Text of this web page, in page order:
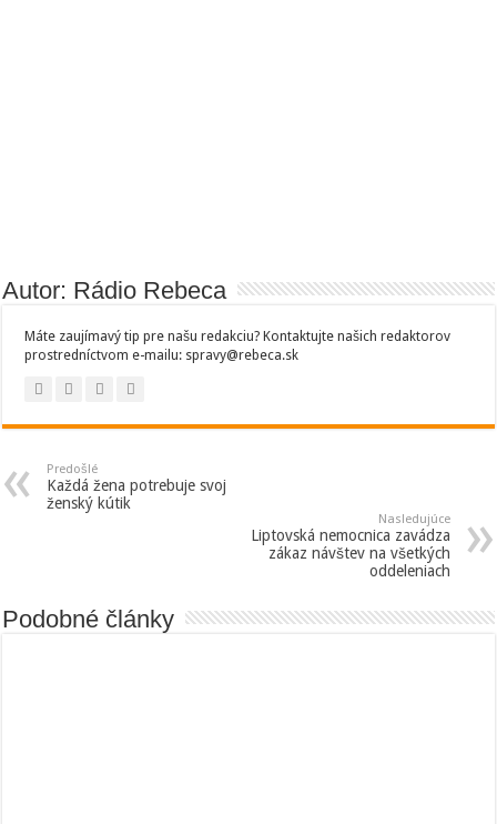
Autor: Rádio Rebeca
Máte zaujímavý tip pre našu redakciu? Kontaktujte našich redaktorov
prostredníctvom e-mailu: spravy@rebeca.sk
Predošlé
Každá žena potrebuje svoj
ženský kútik
Nasledujúce
Liptovská nemocnica zavádza
zákaz návštev na všetkých
oddeleniach
Podobné články